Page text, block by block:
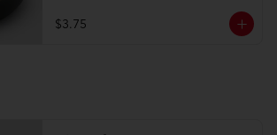
$3.75